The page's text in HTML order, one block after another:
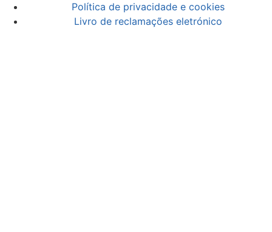
Política de privacidade e cookies
Livro de reclamações eletrónico